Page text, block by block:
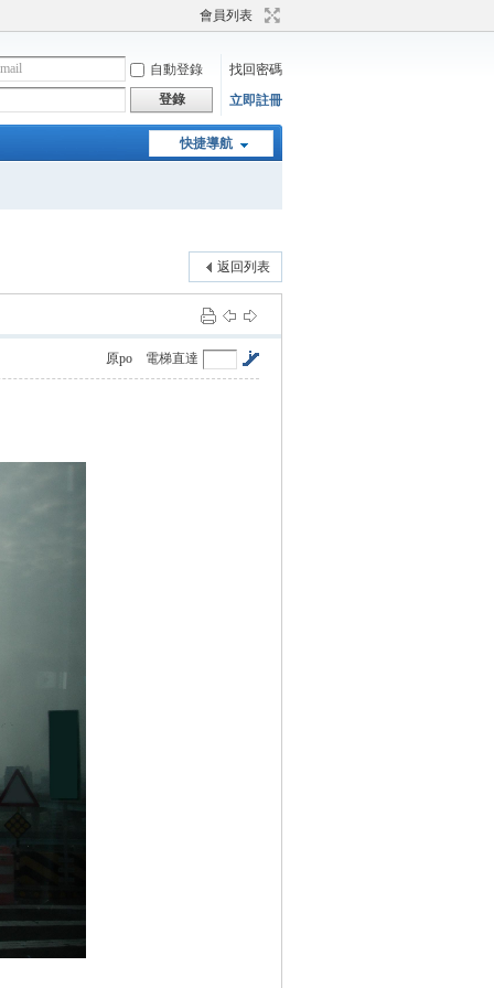
會員列表
自動登錄
找回密碼
登錄 立即註冊
快捷導航
返回列表
電梯直達
原po